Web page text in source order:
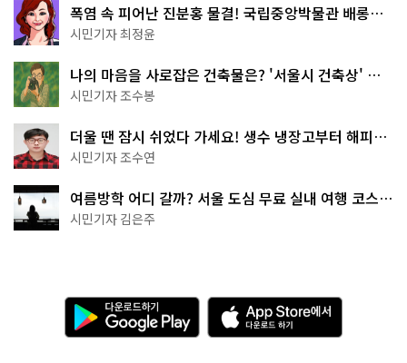
폭염 속 피어난 진분홍 물결! 국립중앙박물관 배롱나
무 명소
시민기자 최정윤
나의 마음을 사로잡은 건축물은? '서울시 건축상' 수
상작 공개!
시민기자 조수봉
더울 땐 잠시 쉬었다 가세요! 생수 냉장고부터 해피소
·무더위쉼터까지
시민기자 조수연
여름방학 어디 갈까? 서울 도심 무료 실내 여행 코스
추천
시민기자 김은주
다
운
로
A
p
p